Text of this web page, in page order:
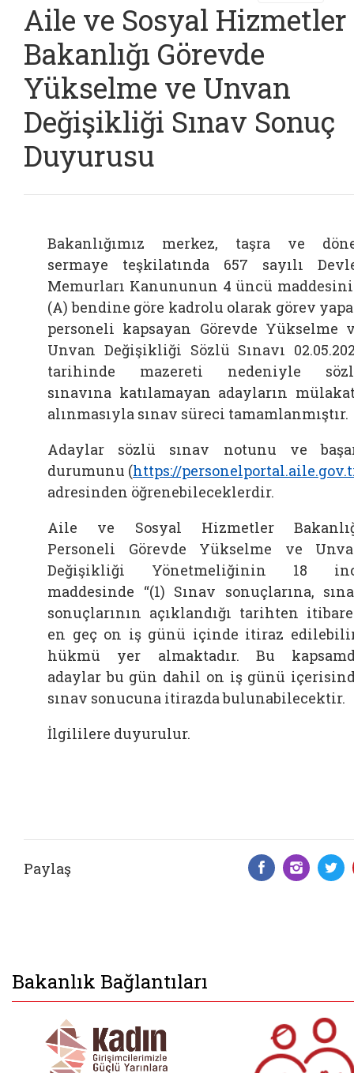
Aile ve Sosyal Hizmetler
Bakanlığı Görevde
Yükselme ve Unvan
Değişikliği Sınav Sonuç
Duyurusu
Bakanlığımız merkez, taşra ve
sermaye teşkilatında 657 sayılı
Memurları Kanununun 4 üncü
(A) bendine göre kadrolu olarak görev
personeli kapsayan Görevde Yükselme
Unvan Değişikliği Sözlü Sınavı
tarihinde mazereti nedeniyle
sınavına katılamayan adayların
alınmasıyla sınav süreci tamamlanmıştır.
Adaylar sözlü sınav notunu ve
durumunu (https://
adresinden öğrenebileceklerdir.
Aile ve Sosyal Hizmetler
Personeli Görevde Yükselme ve
Değişikliği Yönetmeliğinin 18
maddesinde “(1) Sınav sonuçlarına,
sonuçlarının açıklandığı tarihten
en geç on iş günü içinde itiraz
hükmü yer almaktadır. Bu
adaylar bu gün dahil on iş günü
sınav sonucuna itirazda bulunabilecektir.
İlgililere duyurulur.
Paylaş
Bakanlık Bağlantıları